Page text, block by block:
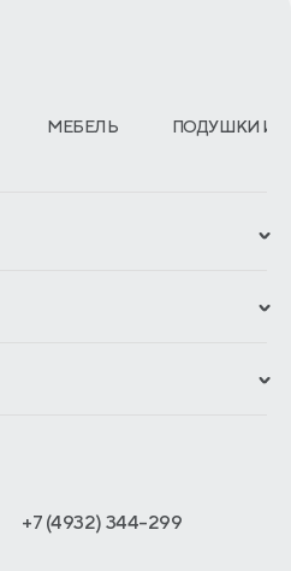
МЕБЕЛЬ ПОДУШКИ И
+7 (4932) 344-299